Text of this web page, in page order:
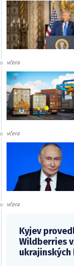
včera
včera
včera
Kyjev
Wildberries
ukrajinských